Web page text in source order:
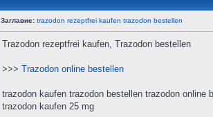
Заглавие: trazodon rezeptfrei kaufen trazodon bestellen
Trazodon rezeptfrei kaufen, Trazodon bestellen
>>> Trazodon online bestellen
trazodon kaufen trazodon bestellen trazodon online
trazodon kaufen 25 mg